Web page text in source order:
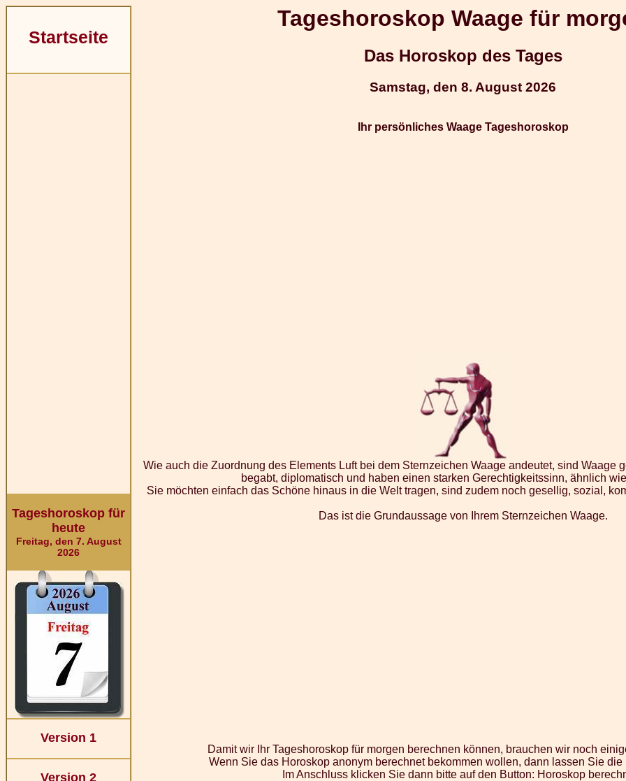
Startseite
Tageshoroskop für
heute
Freitag, den 7. August
2026
Version 1
Version 2
Tageshoroskop Waage für
Das Horoskop des Tages
Samstag, den 8. August 2026
Ihr persönliches Waage Tageshoroskop
Wie auch die Zuordnung des Elements Luft bei dem Sternzeichen Waage andeutet, sind Waage
begabt, diplomatisch und haben einen starken Gerechtigkeitssinn, ähnlich
Sie möchten einfach das Schöne hinaus in die Welt tragen, sind zudem noch gesellig, sozial,
Das ist die Grundaussage von Ihrem Sternzeichen Waage.
Damit wir Ihr Tageshoroskop für morgen berechnen können, brauchen wir noch
Wenn Sie das Horoskop anonym berechnet bekommen wollen, dann lassen Sie die
Im Anschluss klicken Sie dann bitte auf den Button: Horoskop